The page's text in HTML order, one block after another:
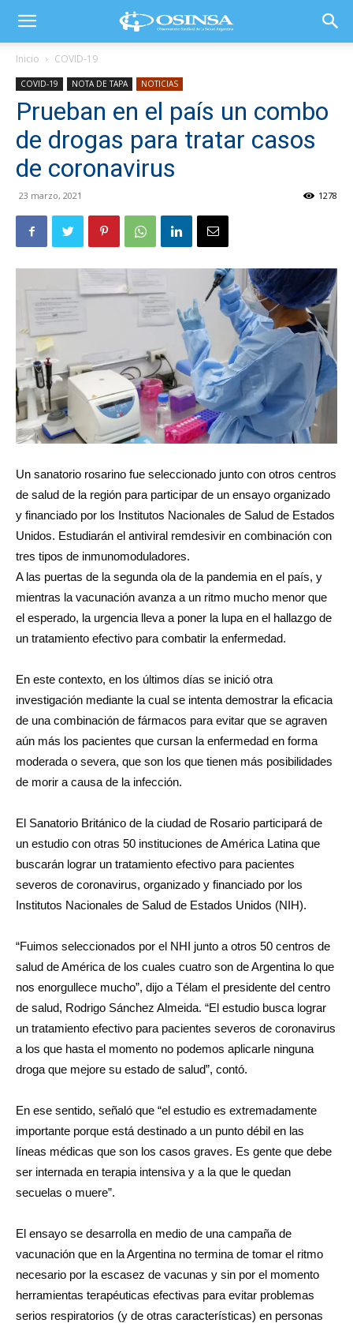
Inicio COVID-19
COVID-19 NOTA DE TAPA NOTICIAS
Prueban en el país un combo
de drogas para tratar casos
de coronavirus
23 marzo, 2021 1278
Un sanatorio rosarino fue seleccionado junto con otros centros
de salud de la región para participar de un ensayo organizado
y financiado por los Institutos Nacionales de Salud de Estados
Unidos. Estudiarán el antiviral remdesivir en combinación con
tres tipos de inmunomoduladores.
A las puertas de la segunda ola de la pandemia en el país, y
mientras la vacunación avanza a un ritmo mucho menor que
el esperado, la urgencia lleva a poner la lupa en el hallazgo de
un tratamiento efectivo para combatir la enfermedad.
En este contexto, en los últimos días se inició otra
investigación mediante la cual se intenta demostrar la eficacia
de una combinación de fármacos para evitar que se agraven
aún más los pacientes que cursan la enfermedad en forma
moderada o severa, que son los que tienen más posibilidades
de morir a causa de la infección.
El Sanatorio Británico de la ciudad de Rosario participará de
un estudio con otras 50 instituciones de América Latina que
buscarán lograr un tratamiento efectivo para pacientes
severos de coronavirus, organizado y financiado por los
Institutos Nacionales de Salud de Estados Unidos (NIH).
“Fuimos seleccionados por el NHI junto a otros 50 centros de
salud de América de los cuales cuatro son de Argentina lo que
nos enorgullece mucho”, dijo a Télam el presidente del centro
de salud, Rodrigo Sánchez Almeida. “El estudio busca lograr
un tratamiento efectivo para pacientes severos de coronavirus
a los que hasta el momento no podemos aplicarle ninguna
droga que mejore su estado de salud”, contó.
En ese sentido, señaló que “el estudio es extremadamente
importante porque está destinado a un punto débil en las
líneas médicas que son los casos graves. Es gente que debe
ser internada en terapia intensiva y a la que le quedan
secuelas o muere”.
El ensayo se desarrolla en medio de una campaña de
vacunación que en la Argentina no termina de tomar el ritmo
necesario por la escasez de vacunas y sin por el momento
herramientas terapéuticas efectivas para evitar problemas
serios respiratorios (y de otras características) en personas